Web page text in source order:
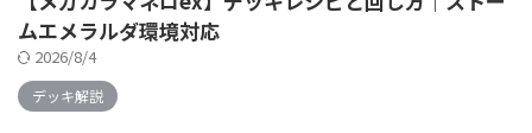
ムエメラルダ環境対応
2026/8/4
デッキ解説